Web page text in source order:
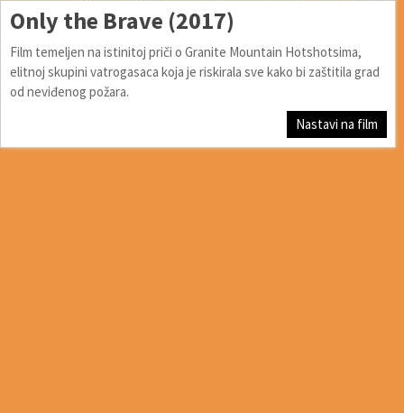
Only the Brave (2017)
Film temeljen na istinitoj priči o Granite Mountain Hotshotsima,
elitnoj skupini vatrogasaca koja je riskirala sve kako bi zaštitila grad
od neviđenog požara.
Nastavi na film